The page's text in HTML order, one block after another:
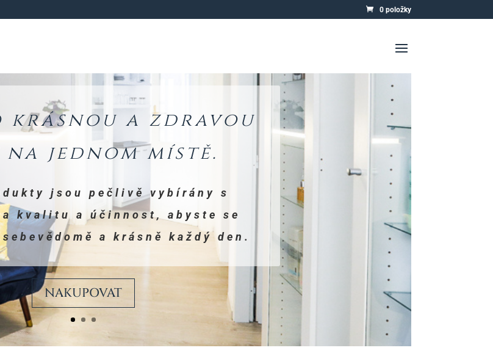
0 položky
krásnou a zdravou
jednom místě.
jsou pečlivě vybírány s
kvalitu a účinnost, abyste se
a krásně každý den.
NAKUPOVAT